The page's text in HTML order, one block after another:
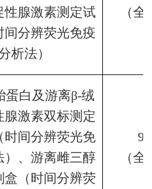
性腺激素测定试
间分辨荧光免疫
析法）
（
蛋白及游离β-绒
腺激素双标测定
时间分辨荧光免
）、游离雌三醇
盒（时间分辨荧
96
（